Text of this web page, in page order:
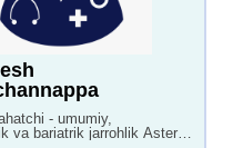
- umumiy,
va bariatrik jarrohlik Aster